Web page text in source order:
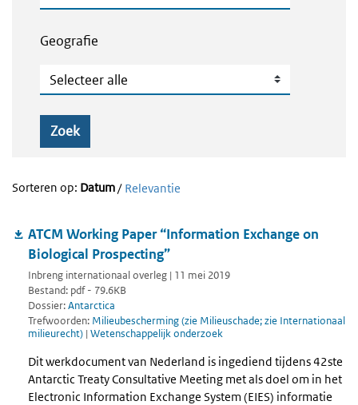
Geografie
Geografie
Zoek
Sorteren op: Datum/ Relevantie
ATCM Working Paper “Information Exchange on
Biological Prospecting”
Inbreng internationaal overleg | 11 mei 2019
Bestand: pdf - 79.6KB
Dossier:Antarctica
Trefwoorden: Milieubescherming (zie Milieuschade; zie Internationaal
milieurecht) | Wetenschappelijk onderzoek
Dit werkdocument van Nederland is ingediend tijdens 42ste
Antarctic Treaty Consultative Meeting met als doel om in het
Electronic Information Exchange System (EIES) informatie